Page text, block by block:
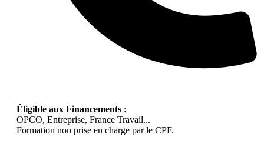
Éligible aux Financements :
OPCO, Entreprise, France Travail...
Formation non prise en charge par le CPF.